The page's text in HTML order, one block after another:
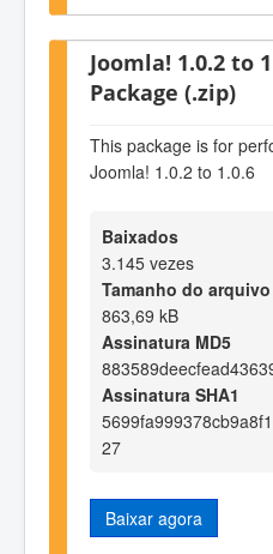
Joomla! 1.0.2 to
Package (.zip)
This package is for
Joomla! 1.0.2 to 1.0.6
Baixados
3.145 vezes
Tamanho do arquivo
863,69 kB
Assinatura MD5
Assinatura SHA1
27
Baixar agora